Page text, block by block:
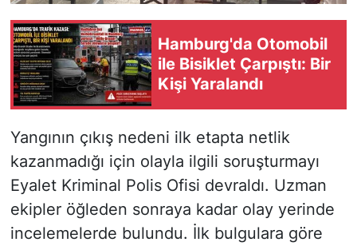
Hamburg'da Otomobil
ile Bisiklet Çarpıştı: Bir
Kişi Yaralandı
Yangının çıkış nedeni ilk etapta netlik
kazanmadığı için olayla ilgili soruşturmayı
Eyalet Kriminal Polis Ofisi devraldı. Uzman
ekipler öğleden sonraya kadar olay yerinde
incelemelerde bulundu. İlk bulgulara göre